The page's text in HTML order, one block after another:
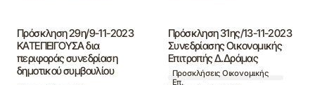
Πρόσκληση 29η/9-11-2023
ΚΑΤΕΠΕΙΓΟΥΣΑ δια
περιφοράς συνεδρίαση
δημοτικού συμβουλίου
Πρόσκληση 31ης/13-11-2023
Συνεδρίασης Οικονομικής
Επιτροπής Δ.Δράμας
Προσκλήσεις Οικονομικής
Επ.